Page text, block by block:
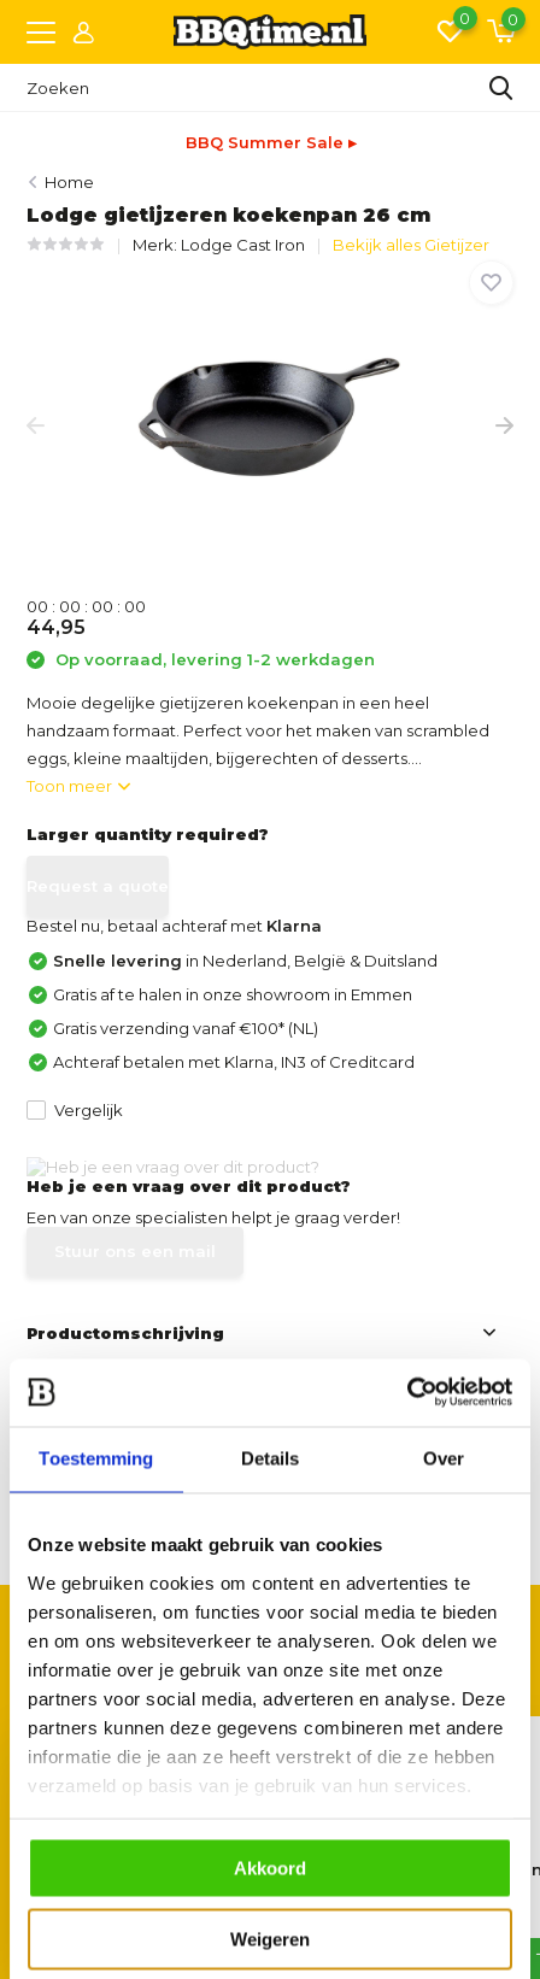
Toestemming Details Over
Onze website maakt gebruik van cookies
We gebruiken cookies om content en advertenties te
personaliseren, om functies voor social media te bieden
en om ons websiteverkeer te analyseren. Ook delen we
informatie over je gebruik van onze site met onze
partners voor social media, adverteren en analyse. Deze
partners kunnen deze gegevens combineren met andere
informatie die je aan ze heeft verstrekt of die ze hebben
verzameld op basis van je gebruik van hun services.
Akkoord
Weigeren
0 0
BBQ Summer Sale ▸
Home
Lodge gietijzeren koekenpan 26 cm
Merk: Lodge Cast Iron Bekijk alles Gietijzer
00 : 00 : 00 : 00
44,95
Op voorraad, levering 1-2 werkdagen
Mooie degelijke gietijzeren koekenpan in een heel
handzaam formaat. Perfect voor het maken van scrambled
eggs, kleine maaltijden, bijgerechten of desserts....
Toon meer
Larger quantity required?
Bestel nu, betaal achteraf met Klarna
Snelle levering in Nederland, België & Duitsland
Gratis af te halen in onze showroom in Emmen
Gratis verzending vanaf €100* (NL)
Achteraf betalen met Klarna, IN3 of Creditcard
Vergelijk
Heb je een vraag over dit product?
Een van onze specialisten helpt je graag verder!
Productomschrijving
Specificaties
Reviews
Delen
Met deze accessoires
Lodge seasoning Spray 240
Bear Paws The